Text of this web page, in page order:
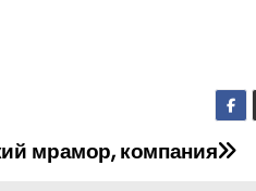
мрамор, компания